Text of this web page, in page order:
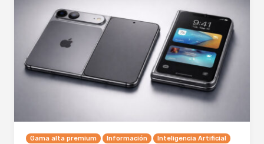
Gama alta premium Información
Inteligencia Artificial